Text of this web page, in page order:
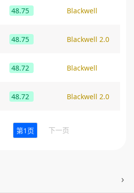
48.75 Blackwell
48.75 Blackwell 2.0
48.72 Blackwell
48.72 Blackwell 2.0
第1页 下一页